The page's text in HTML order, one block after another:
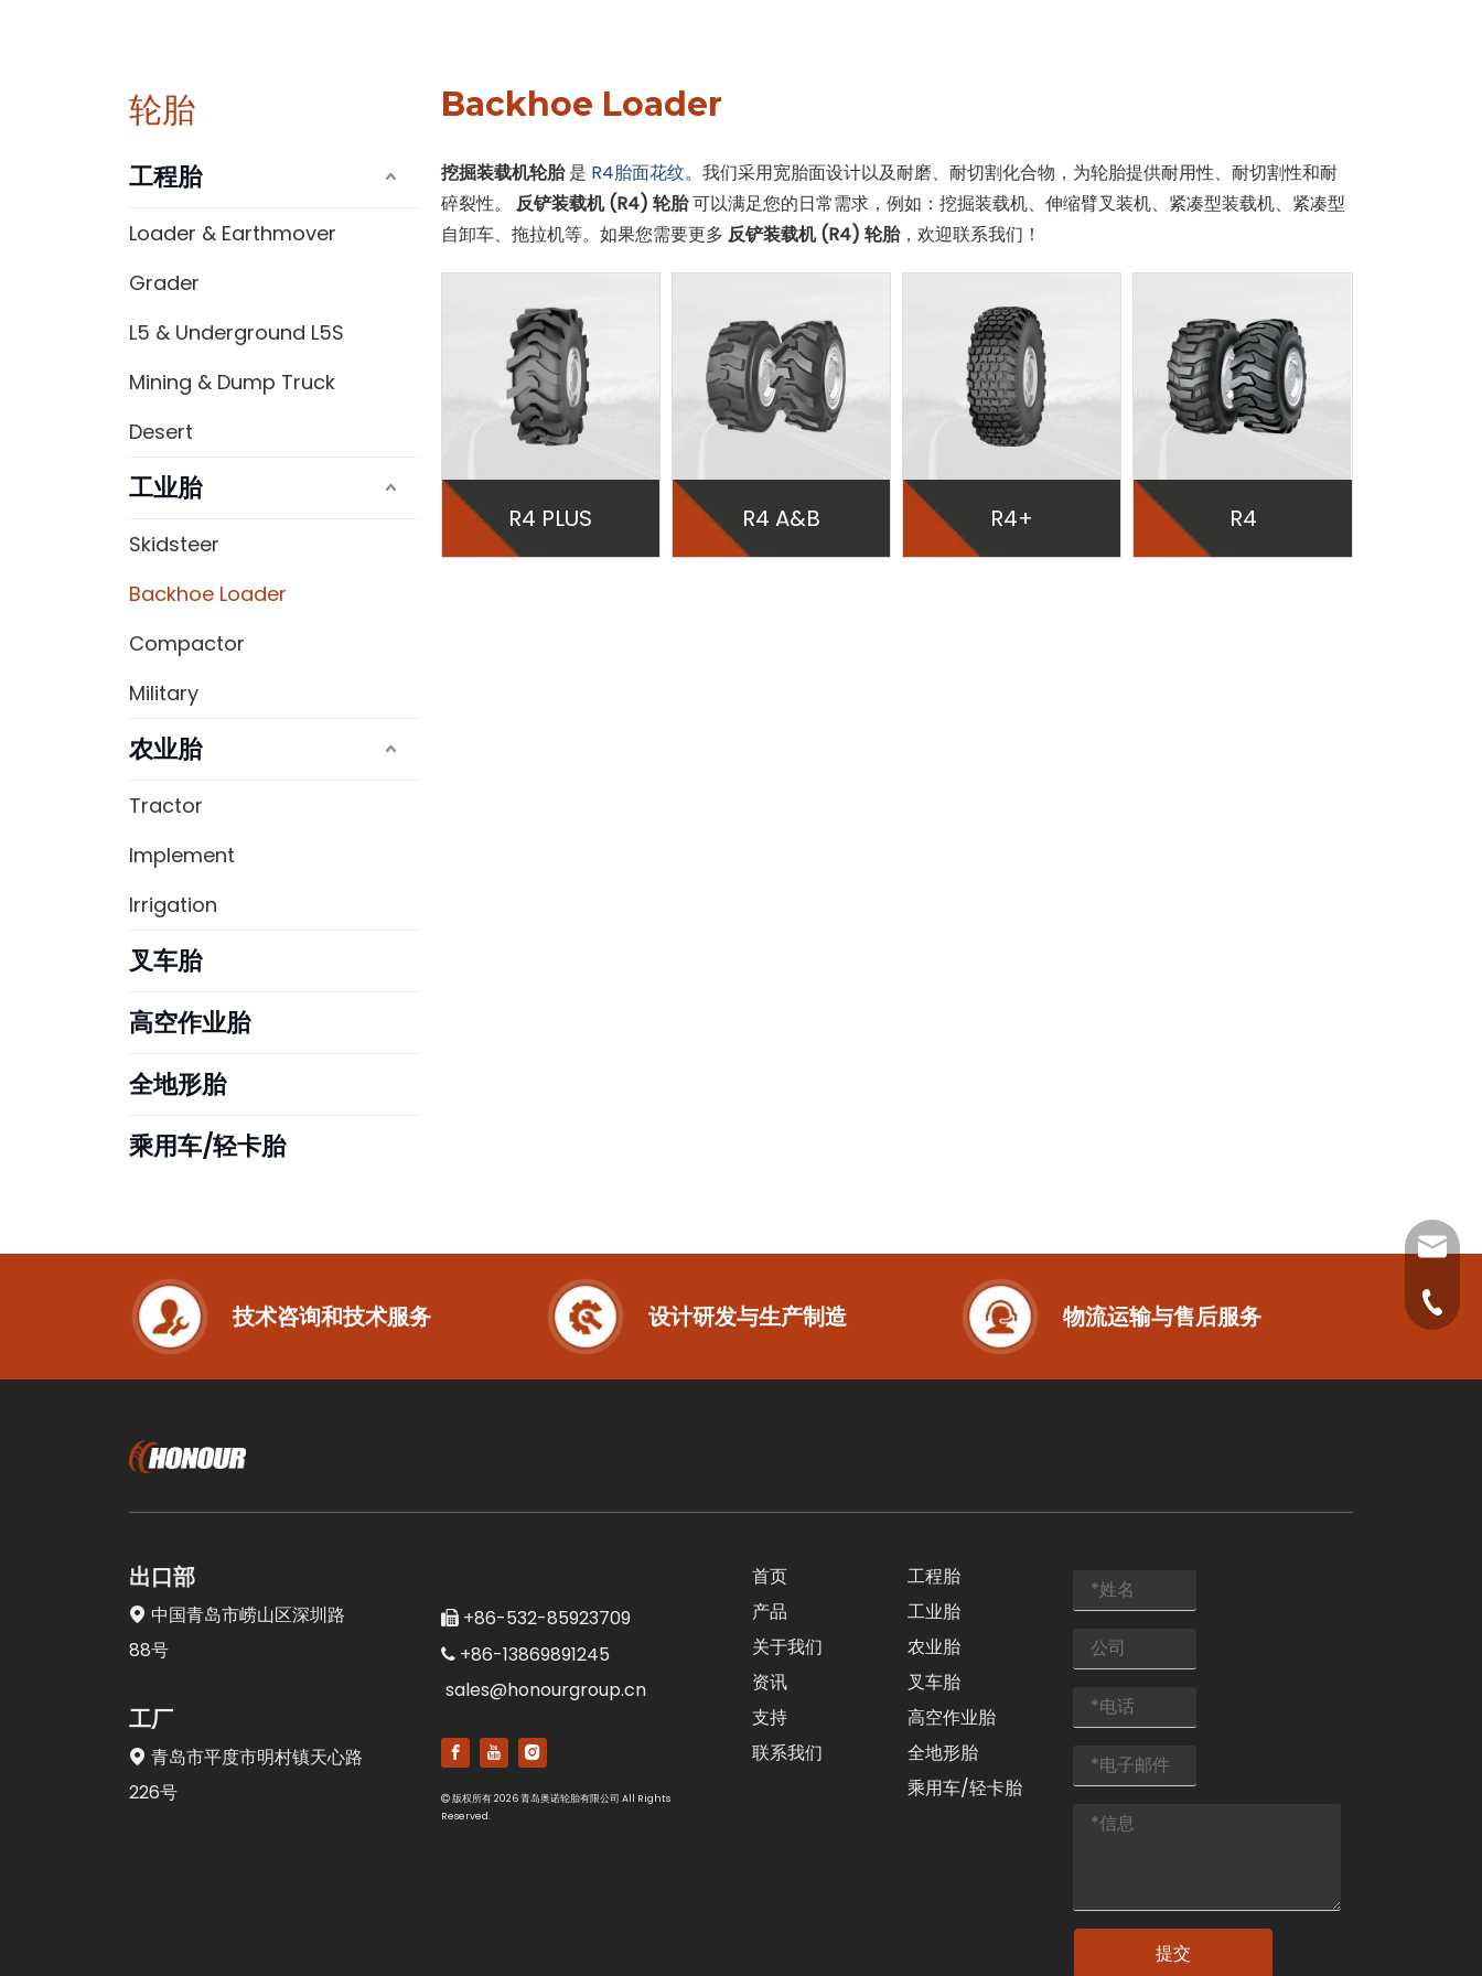
轮胎
工程胎
Loader & Earthmover
Grader
L5 & Underground L5S
Mining & Dump Truck
Desert
工业胎
Skidsteer
Backhoe Loader
Compactor
Military
农业胎
Tractor
Implement
Irrigation
叉车胎
高空作业胎
全地形胎
乘用车/轻卡胎
Backhoe Loader
挖掘装载机轮胎是 R4胎面花纹。我们采用宽胎面设计以及耐磨、耐切割化合物，为轮胎提供耐用性、耐切割性和耐
碎裂性。 反铲装载机 (R4) 轮胎可以满足您的日常需求，例如：挖掘装载机、伸缩臂叉装机、紧凑型装载机、紧凑型
自卸车、拖拉机等。如果您需要更多 反铲装载机 (R4) 轮胎，欢迎联系我们！
R4 PLUS R4 A&B R4+ R4
技术咨询和技术服务 设计研发与生产制造 物流运输与售后服务
出口部
 中国青岛市崂山区深圳路
88号
工厂
 青岛市平度市明村镇天心路
226号
+86-
+86-532-85923709
+86-13869891245
sales@honourgroup.cn
版权所有2026青岛奥诺轮胎有限公司 All Rights
Reserved.
首页
产品
关于我们
资讯
支持
联系我们
工程胎
工业胎
农业胎
叉车胎
高空作业胎
全地形胎
乘用车/轻卡胎
提交